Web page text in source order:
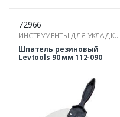
72966
ИНСТРУМЕНТЫ ДЛЯ УКЛАДКИ
ПЛИТКИ
Шпатель резиновый
Levtools 90 мм 112-090